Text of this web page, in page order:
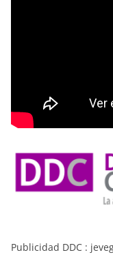
Publicidad DDC :